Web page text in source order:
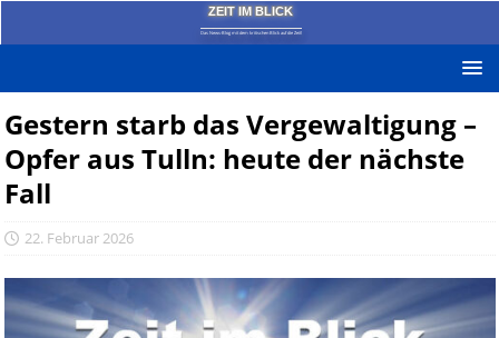
ZEIT IM BLICK
Das News-Blog mit dem kritischen Blick auf die Zeit!
Gestern starb das Vergewaltigung –
Opfer aus Tulln: heute der nächste
Fall
22. Februar 2026